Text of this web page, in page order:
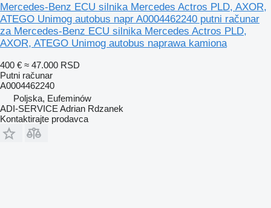
Mercedes-Benz ECU silnika Mercedes Actros PLD, AXOR,
ATEGO Unimog autobus napr A0004462240 putni računar
za Mercedes-Benz ECU silnika Mercedes Actros PLD,
AXOR, ATEGO Unimog autobus naprawa kamiona
400 € ≈ 47.000 RSD
Putni računar
A0004462240
Poljska, Eufeminów
ADI-SERVICE Adrian Rdzanek
Kontaktirajte prodavca